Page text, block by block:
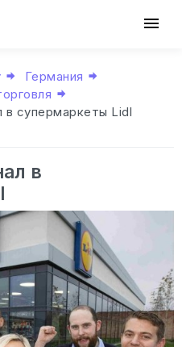
Германия
в супермаркеты Lidl
в